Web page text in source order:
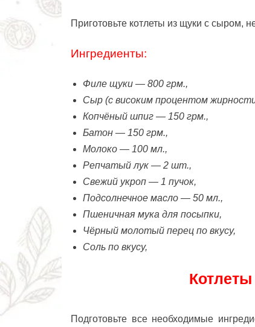
Приготовьте котлеты из щуки с сыром,
Ингредиенты:
Филе щуки — 800 грм.,
Сыр (с високим процентом
Копчёный шпиг — 150 грм.,
Батон — 150 грм.,
Молоко — 100 мл.,
Репчатый лук — 2 шт.,
Свежий укроп — 1 пучок,
Подсолнечное масло — 50 мл.,
Пшеничная мука для посыпки,
Чёрный молотый перец по вкусу,
Соль по вкусу,
Подготовьте все необходимые